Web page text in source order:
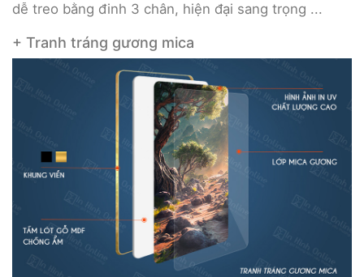
dễ treo bằng đinh 3 chân, hiện đại sang trọng ...
+ Tranh tráng gương mica